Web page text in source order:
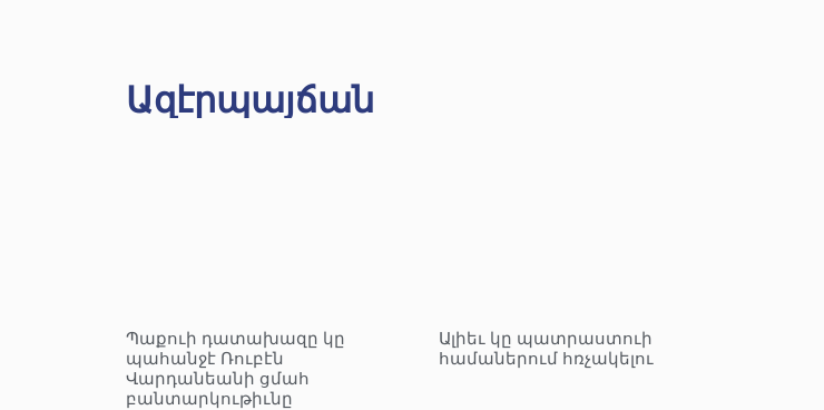
Ազէրպայճան
Պաքուի դատախազը կը
պահանջէ Ռուբէն
Վարդանեանի ցմահ
բանտարկութիւնը
Ալիեւ կը պատրաստուի
համաներում հռչակելու